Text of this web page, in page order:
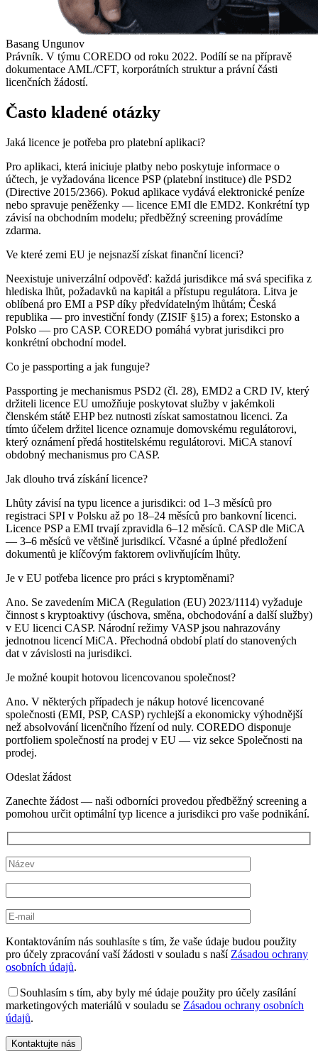
Basang Ungunov
Právník. V týmu COREDO od roku 2022. Podílí se na přípravě
dokumentace AML/CFT, korporátních struktur a právní části
licenčních žádostí.
Často kladené otázky
Jaká licence je potřeba pro platební aplikaci?
Pro aplikaci, která iniciuje platby nebo poskytuje informace o
účtech, je vyžadována licence PSP (platební instituce) dle PSD2
(Directive 2015/2366). Pokud aplikace vydává elektronické peníze
nebo spravuje peněženky — licence EMI dle EMD2. Konkrétní typ
závisí na obchodním modelu; předběžný screening provádíme
zdarma.
Ve které zemi EU je nejsnazší získat finanční licenci?
Neexistuje univerzální odpověď: každá jurisdikce má svá specifika z
hlediska lhůt, požadavků na kapitál a přístupu regulátora. Litva je
oblíbená pro EMI a PSP díky předvídatelným lhůtám; Česká
republika — pro investiční fondy (ZISIF §15) a forex; Estonsko a
Polsko — pro CASP. COREDO pomáhá vybrat jurisdikci pro
konkrétní obchodní model.
Co je passporting a jak funguje?
Passporting je mechanismus PSD2 (čl. 28), EMD2 a CRD IV, který
držiteli licence EU umožňuje poskytovat služby v jakémkoli
členském státě EHP bez nutnosti získat samostatnou licenci. Za
tímto účelem držitel licence oznamuje domovskému regulátorovi,
který oznámení předá hostitelskému regulátorovi. MiCA stanoví
obdobný mechanismus pro CASP.
Jak dlouho trvá získání licence?
Lhůty závisí na typu licence a jurisdikci: od 1–3 měsíců pro
registraci SPI v Polsku až po 18–24 měsíců pro bankovní licenci.
Licence PSP a EMI trvají zpravidla 6–12 měsíců. CASP dle MiCA
— 3–6 měsíců ve většině jurisdikcí. Včasné a úplné předložení
dokumentů je klíčovým faktorem ovlivňujícím lhůty.
Je v EU potřeba licence pro práci s kryptoměnami?
Ano. Se zavedením MiCA (Regulation (EU) 2023/1114) vyžaduje
činnost s kryptoaktivy (úschova, směna, obchodování a další služby)
v EU licenci CASP. Národní režimy VASP jsou nahrazovány
jednotnou licencí MiCA. Přechodná období platí do stanovených
dat v závislosti na jurisdikci.
Je možné koupit hotovou licencovanou společnost?
Ano. V některých případech je nákup hotové licencované
společnosti (EMI, PSP, CASP) rychlejší a ekonomicky výhodnější
než absolvování licenčního řízení od nuly. COREDO disponuje
portfoliem společností na prodej v EU — viz sekce Společnosti na
prodej.
Odeslat žádost
Zanechte žádost — naši odborníci provedou předběžný screening a
pomohou určit optimální typ licence a jurisdikci pro vaše podnikání.
Kontaktováním nás souhlasíte s tím, že vaše údaje budou použity
pro účely zpracování vaší žádosti v souladu s naší Zásadou ochrany
osobních údajů.
Souhlasím s tím, aby byly mé údaje použity pro účely zasílání
marketingových materiálů v souladu se Zásadou ochrany osobních
údajů.